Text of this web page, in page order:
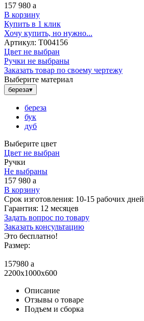
157 980 a
В корзину
Купить в 1 клик
Хочу купить, но нужно...
Артикул: Т004156
Цвет не выбран
Ручки не выбраны
Заказать товар по своему чертежу
Выберите материал
береза▾
береза
бук
дуб
Выберите цвет
Цвет не выбран
Ручки
Не выбраны
157 980 a
В корзину
Срок изготовления: 10-15 рабочих дней
Гарантия: 12 месяцев
Задать вопрос по товару
Заказать консультацию
Это бесплатно!
Размер:
157980 a
2200x1000x600
Описание
Отзывы о товаре
Подъем и сборка